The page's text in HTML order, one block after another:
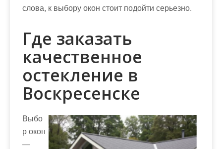
слова, к выбору окон стоит подойти серьезно.
Где заказать
качественное
остекление в
Воскресенске
Выбо
р окон
—